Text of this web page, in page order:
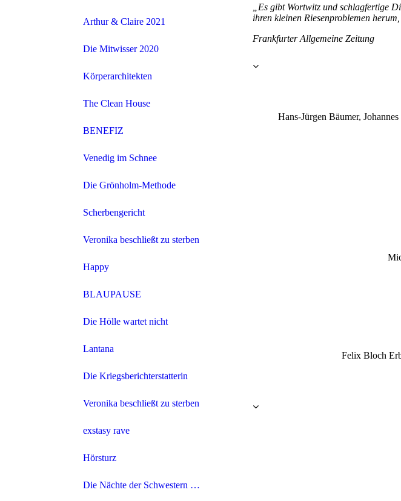
Arthur & Claire 2021
Die Mitwisser 2020
Körperarchitekten
The Clean House
BENEFIZ
Venedig im Schnee
Die Grönholm-Methode
Scherbengericht
Veronika beschließt zu sterben
Happy
BLAUPAUSE
Die Hölle wartet nicht
Lantana
Die Kriegsberichterstatterin
Veronika beschließt zu sterben
exstasy rave
Hörsturz
Die Nächte der Schwestern Bronte
„Es gibt Wortwitz und schlagfertige
ihren kleinen Riesenproblemen
Frankfurter Allgemeine Zeitung
Hans-Jürgen Bäumer,
Felix Bloch